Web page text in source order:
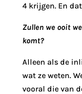
4 krijgen. En
Zullen we ooit
komt?
Alleen als de
wat ze weten.
vooral die van